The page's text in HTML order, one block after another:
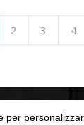
2 3 4
per